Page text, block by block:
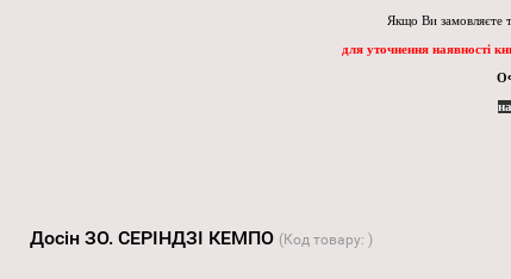
Якщо Ви замовляєте
для уточнення наявності
Досін ЗО. СЕРІНДЗІ КЕМПО (Код товару: )